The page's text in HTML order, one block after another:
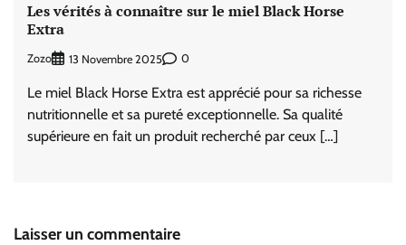
Les vérités à connaître sur le miel Black Horse
Extra
Zozo 13 Novembre 2025 0
Le miel Black Horse Extra est apprécié pour sa richesse
nutritionnelle et sa pureté exceptionnelle. Sa qualité
supérieure en fait un produit recherché par ceux […]
Laisser un commentaire